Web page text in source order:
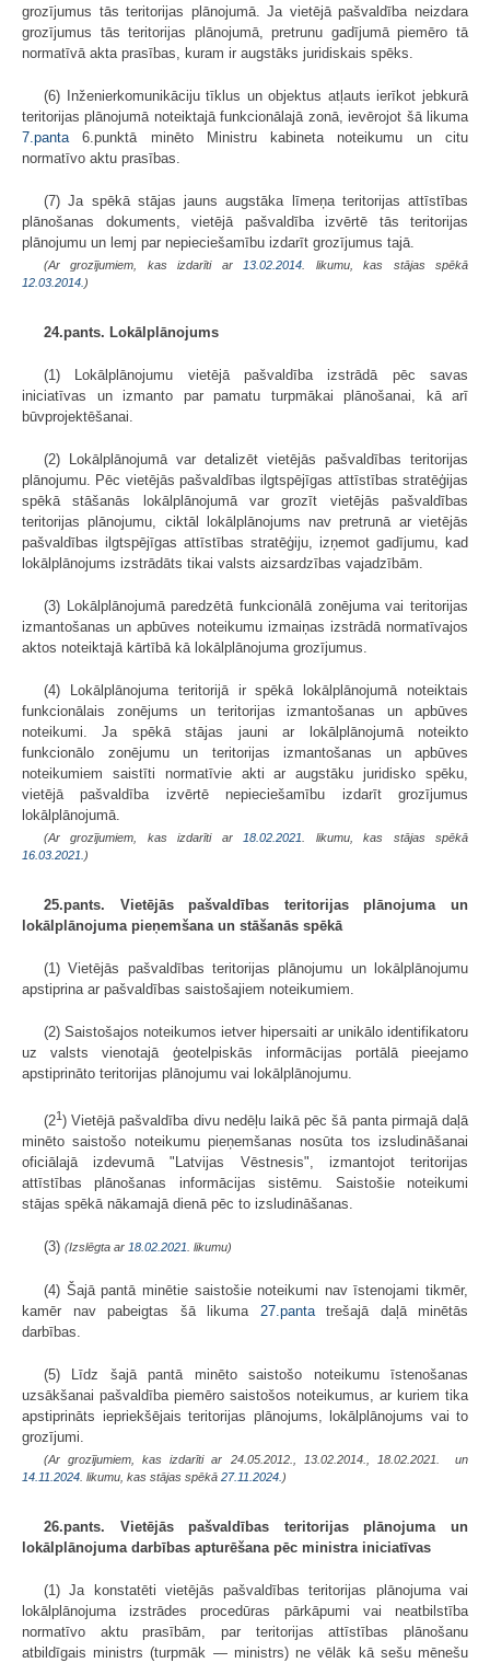
grozījumus tās teritorijas plānojumā. Ja vietējā pašvaldība neizdara
grozījumus tās teritorijas plānojumā, pretrunu gadījumā piemēro tā
normatīvā akta prasības, kuram ir augstāks juridiskais spēks.
(6) Inženierkomunikāciju tīklus un objektus atļauts ierīkot jebkurā
teritorijas plānojumā noteiktajā funkcionālajā zonā, ievērojot šā likuma
7.panta 6.punktā minēto Ministru kabineta noteikumu un citu
normatīvo aktu prasības.
(7) Ja spēkā stājas jauns augstāka līmeņa teritorijas attīstības
plānošanas dokuments, vietējā pašvaldība izvērtē tās teritorijas
plānojumu un lemj par nepieciešamību izdarīt grozījumus tajā.
(Ar grozījumiem, kas izdarīti ar 13.02.2014 . likumu, kas stājas spēkā
12.03.2014. )
24.pants. Lokālplānojums
(1) Lokālplānojumu vietējā pašvaldība izstrādā pēc savas
iniciatīvas un izmanto par pamatu turpmākai plānošanai, kā arī
būvprojektēšanai.
(2) Lokālplānojumā var detalizēt vietējās pašvaldības teritorijas
plānojumu. Pēc vietējās pašvaldības ilgtspējīgas attīstības stratēģijas
spēkā stāšanās lokālplānojumā var grozīt vietējās pašvaldības
teritorijas plānojumu, ciktāl lokālplānojums nav pretrunā ar vietējās
pašvaldības ilgtspējīgas attīstības stratēģiju, izņemot gadījumu, kad
lokālplānojums izstrādāts tikai valsts aizsardzības vajadzībām.
(3) Lokālplānojumā paredzētā funkcionālā zonējuma vai teritorijas
izmantošanas un apbūves noteikumu izmaiņas izstrādā normatīvajos
aktos noteiktajā kārtībā kā lokālplānojuma grozījumus.
(4) Lokālplānojuma teritorijā ir spēkā lokālplānojumā noteiktais
funkcionālais zonējums un teritorijas izmantošanas un apbūves
noteikumi. Ja spēkā stājas jauni ar lokālplānojumā noteikto
funkcionālo zonējumu un teritorijas izmantošanas un apbūves
noteikumiem saistīti normatīvie akti ar augstāku juridisko spēku,
vietējā pašvaldība izvērtē nepieciešamību izdarīt grozījumus
lokālplānojumā.
(Ar grozījumiem, kas izdarīti ar 18.02.2021
. likumu, kas stājas spēkā
16.03.2021. )
25.pants. Vietējās pašvaldības teritorijas plānojuma un
lokālplānojuma pieņemšana un stāšanās spēkā
(1) Vietējās pašvaldības teritorijas plānojumu un lokālplānojumu
apstiprina ar pašvaldības saistošajiem noteikumiem.
(2) Saistošajos noteikumos ietver hipersaiti ar unikālo identifikatoru
uz valsts vienotajā ģeotelpiskās informācijas portālā pieejamo
apstiprināto teritorijas plānojumu vai lokālplānojumu.
(21) Vietējā pašvaldība divu nedēļu laikā pēc šā panta pirmajā daļā
minēto saistošo noteikumu pieņemšanas nosūta tos izsludināšanai
oficiālajā izdevumā "Latvijas Vēstnesis", izmantojot teritorijas
attīstības plānošanas informācijas sistēmu. Saistošie noteikumi
stājas spēkā nākamajā dienā pēc to izsludināšanas.
(3) (Izslēgta ar 18.02.2021 . likumu)
(4) Šajā pantā minētie saistošie noteikumi nav īstenojami tikmēr,
kamēr nav pabeigtas šā likuma 27.pantatrešajā daļā minētās
darbības.
(5) Līdz šajā pantā minēto saistošo noteikumu īstenošanas
uzsākšanai pašvaldība piemēro saistošos noteikumus, ar kuriem tika
apstiprināts iepriekšējais teritorijas plānojums, lokālplānojums vai to
grozījumi.
(Ar grozījumiem, kas izdarīti ar 24.05.2012., 13.02.2014., 18.02.2021. un
14.11.2024 . likumu, kas stājas spēkā 27.11.2024. )
26.pants. Vietējās pašvaldības teritorijas plānojuma un
lokālplānojuma darbības apturēšana pēc ministra iniciatīvas
(1) Ja konstatēti vietējās pašvaldības teritorijas plānojuma vai
lokālplānojuma izstrādes procedūras pārkāpumi vai neatbilstība
normatīvo aktu prasībām, par teritorijas attīstības plānošanu
atbildīgais ministrs (turpmāk — ministrs) ne vēlāk kā sešu mēnešu